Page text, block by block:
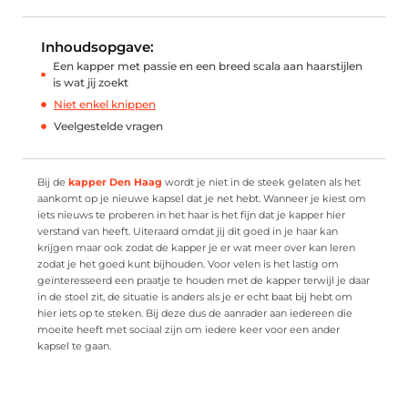
Inhoudsopgave:
Een kapper met passie en een breed scala aan haarstijlen
is wat jij zoekt
Niet enkel knippen
Veelgestelde vragen
Bij de kapper Den Haag wordt je niet in de steek gelaten als het
aankomt op je nieuwe kapsel dat je net hebt. Wanneer je kiest om
iets nieuws te proberen in het haar is het fijn dat je kapper hier
verstand van heeft. Uiteraard omdat jij dit goed in je haar kan
krijgen maar ook zodat de kapper je er wat meer over kan leren
zodat je het goed kunt bijhouden. Voor velen is het lastig om
geïnteresseerd een praatje te houden met de kapper terwijl je daar
in de stoel zit, de situatie is anders als je er echt baat bij hebt om
hier iets op te steken. Bij deze dus de aanrader aan iedereen die
moeite heeft met sociaal zijn om iedere keer voor een ander
kapsel te gaan.